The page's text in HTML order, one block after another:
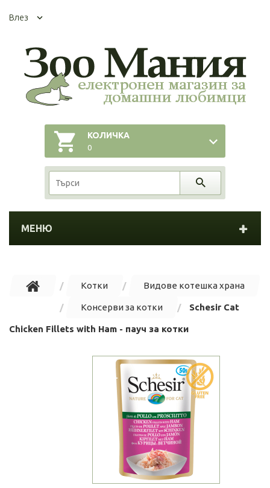
Влез
КОЛИЧКА
0
МЕНЮ
Котки Видове котешка храна
Консерви за котки Schesir Cat
Chicken Fillets with Ham - пауч за котки